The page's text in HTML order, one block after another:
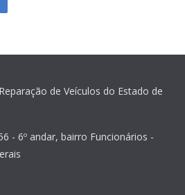
de Veículos do Estado de
- 6º andar, bairro Funcionários -